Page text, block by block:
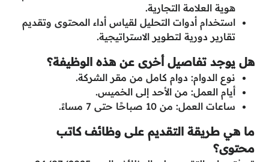
هوية العلامة التجارية.
استخدام أدوات التحليل لقياس أداء المحتوى وتقديم
تقارير دورية لتطوير الاستراتيجية.
هل يوجد تفاصيل أخرى عن هذه الوظيفة؟
نوع الدوام: دوام كامل من مقر الشركة.
أيام العمل: من الأحد إلى الخميس.
ساعات العمل: من 10 صباحًا حتى 7 مساءً.
ما هي طريقة التقديم على وظائف كاتب
محتوى؟